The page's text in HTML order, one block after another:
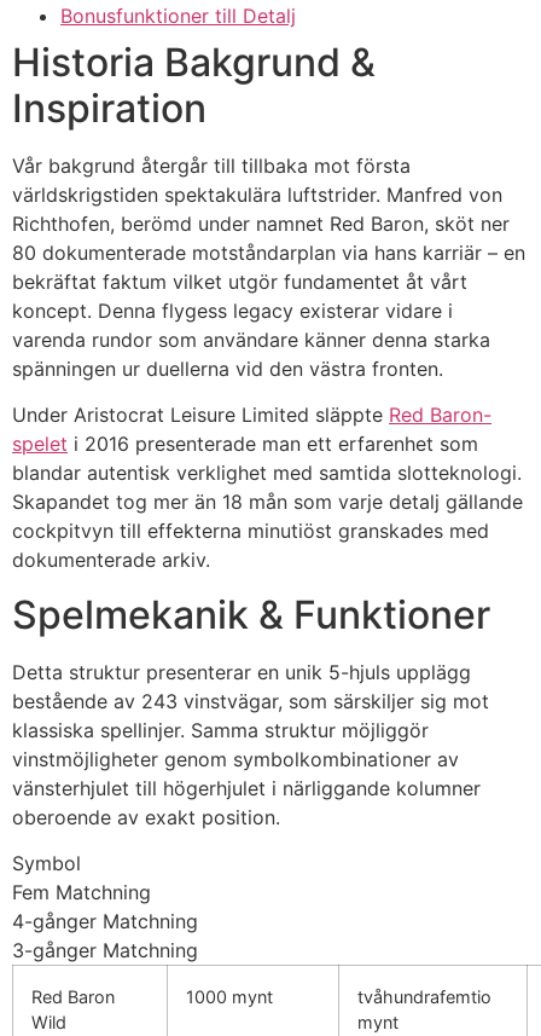
Bonusfunktioner till Detalj
Historia Bakgrund &
Inspiration
Vår bakgrund återgår till tillbaka mot första
världskrigstiden spektakulära luftstrider. Manfred von
Richthofen, berömd under namnet Red Baron, sköt ner
80 dokumenterade motståndarplan via hans karriär – en
bekräftat faktum vilket utgör fundamentet åt vårt
koncept. Denna flygess legacy existerar vidare i
varenda rundor som användare känner denna starka
spänningen ur duellerna vid den västra fronten.
Under Aristocrat Leisure Limited släppte Red Baron-
spelet i 2016 presenterade man ett erfarenhet som
blandar autentisk verklighet med samtida slotteknologi.
Skapandet tog mer än 18 mån som varje detalj gällande
cockpitvyn till effekterna minutiöst granskades med
dokumenterade arkiv.
Spelmekanik & Funktioner
Detta struktur presenterar en unik 5-hjuls upplägg
bestående av 243 vinstvägar, som särskiljer sig mot
klassiska spellinjer. Samma struktur möjliggör
vinstmöjligheter genom symbolkombinationer av
vänsterhjulet till högerhjulet i närliggande kolumner
oberoende av exakt position.
Symbol
Fem Matchning
4-gånger Matchning
3-gånger Matchning
Red Baron
Wild
1000 mynt
tvåhundrafemtio
mynt